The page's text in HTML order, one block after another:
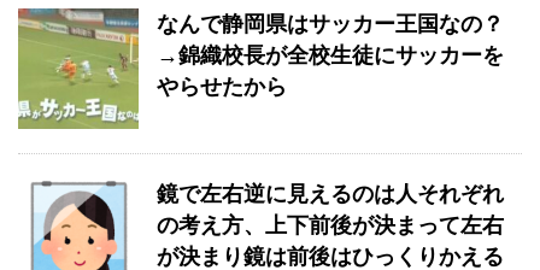
なんで静岡県はサッカー王国なの？
→錦織校長が全校生徒にサッカーを
やらせたから
鏡で左右逆に見えるのは人それぞれ
の考え方、上下前後が決まって左右
が決まり鏡は前後はひっくりかえる